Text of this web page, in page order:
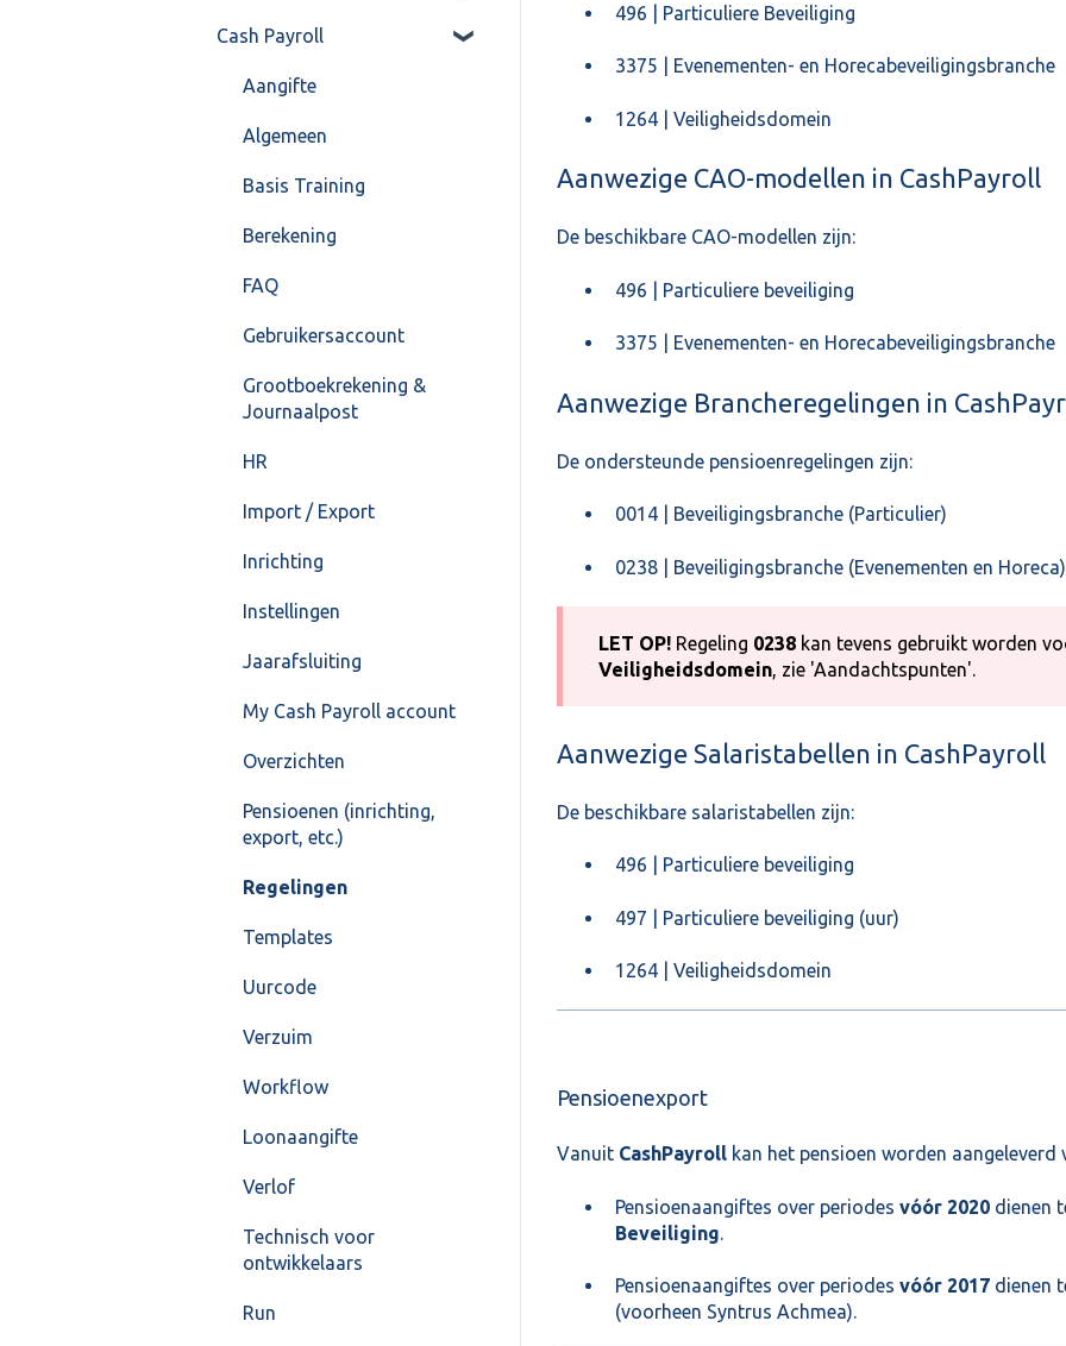
496 | Particuliere Beveiliging
3375 | Evenementen- en Horecabeveiligingsbranche
1264 | Veiligheidsdomein
Aanwezige CAO-modellen in CashPayroll
De beschikbare CAO-modellen zijn:
496 | Particuliere beveiliging
3375 | Evenementen- en Horecabeveiligingsbranche
Aanwezige Brancheregelingen in
De ondersteunde pensioenregelingen zijn:
0014 | Beveiligingsbranche (Particulier)
0238 | Beveiligingsbranche (Evenementen en Horeca)
LET OP!Regeling 0238kan tevens gebruikt worden
Veiligheidsdomein, zie 'Aandachtspunten'.
Aanwezige Salaristabellen in CashPayroll
De beschikbare salaristabellen zijn:
496 | Particuliere beveiliging
497 | Particuliere beveiliging (uur)
1264 | Veiligheidsdomein
Pensioenexport
Vanuit CashPayrollkan het pensioen worden aangeleverd
Pensioenaangiftes over periodes vóór 2020dienen
Beveiliging.
Pensioenaangiftes over periodes vóór 2017dienen
(voorheen Syntrus Achmea).
Formulierlayout
Voorraad
Overig
VoorraadService &
Algemeen
Inrichting
Jaarafsluiting
Salarisberekening
Overig
FAQ – Beëindiging CASH
Cash Payroll
Loonaangifte
Cash Payroll
Aangifte
Algemeen
Basis Training
Berekening
FAQ
Gebruikersaccount
Grootboekrekening &
Journaalpost
HR
Import / Export
Inrichting
Instellingen
Jaarafsluiting
My Cash Payroll account
Overzichten
Pensioenen (inrichting,
export, etc.)
Regelingen
Templates
Uurcode
Verzuim
Workflow
Loonaangifte
Verlof
Technisch voor
ontwikkelaars
Run